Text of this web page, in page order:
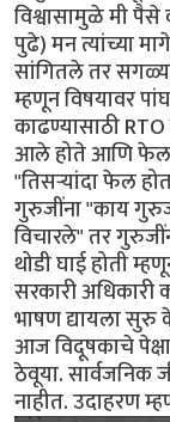
विश्वासामुळे मी
पुढे) मन त्यांच्या
सांगितले तर
म्हणून विषयावर
काढण्यासाठी
आले होते आणि फेल
"तिसऱ्यांदा फेल
गुरुजींना "काय
विचारले" तर
थोडी घाई होती
सरकारी अधिकारी
भाषण द्यायला सुरु
आज विदूषकाचे
ठेवूया. सार्वजनिक
नाहीत. उदाहरण